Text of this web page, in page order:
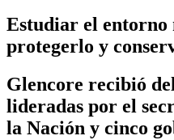
Estudiar el
protegerlo y
Glencore recibió
lideradas por el
la Nación y cinco